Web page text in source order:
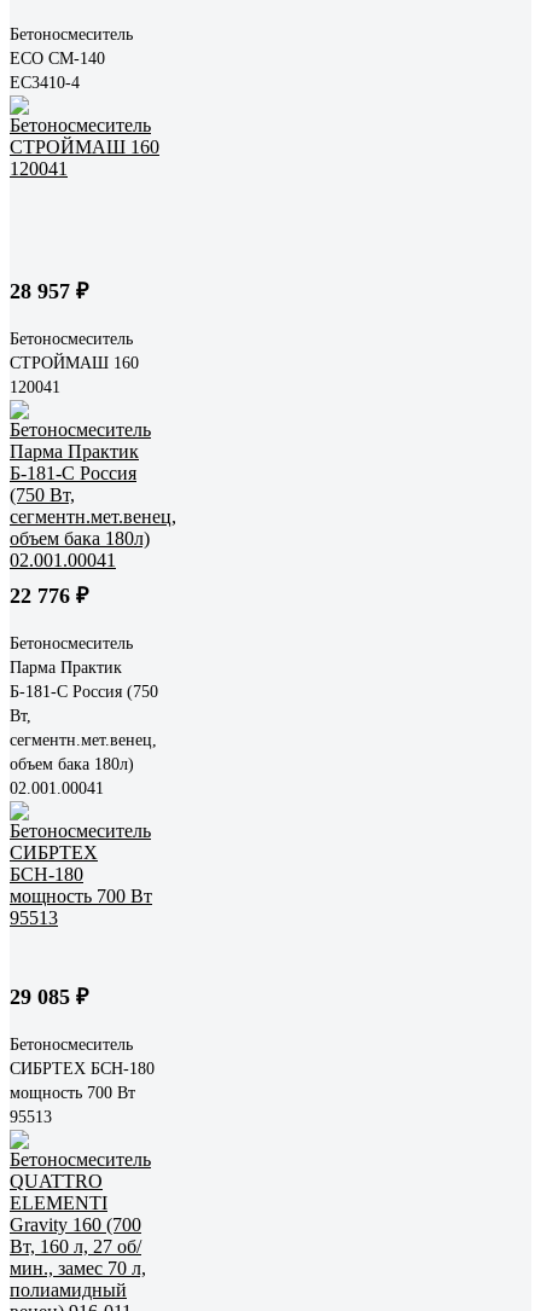
Бетоносмеситель
ECO CM-140
EC3410-4
28 957 ₽
Бетоносмеситель
СТРОЙМАШ 160
120041
22 776 ₽
Бетоносмеситель
Парма Практик
Б-181-С Россия (750
Вт,
сегментн.мет.венец,
объем бака 180л)
02.001.00041
29 085 ₽
Бетоносмеситель
СИБРТЕХ БСН-180
мощность 700 Вт
95513